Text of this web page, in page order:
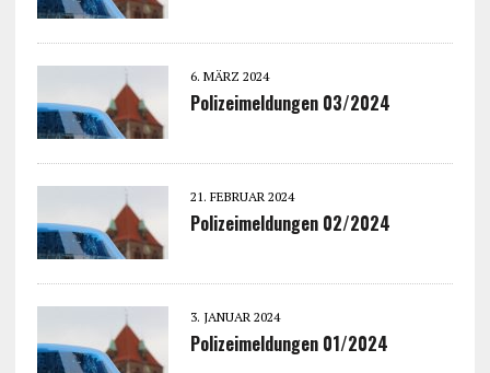
6. MÄRZ 2024
Polizeimeldungen 03/2024
21. FEBRUAR 2024
Polizeimeldungen 02/2024
3. JANUAR 2024
Polizeimeldungen 01/2024